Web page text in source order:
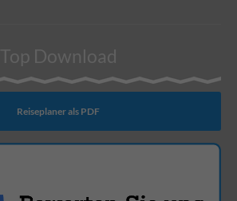
Top Download
Reiseplaner als PDF